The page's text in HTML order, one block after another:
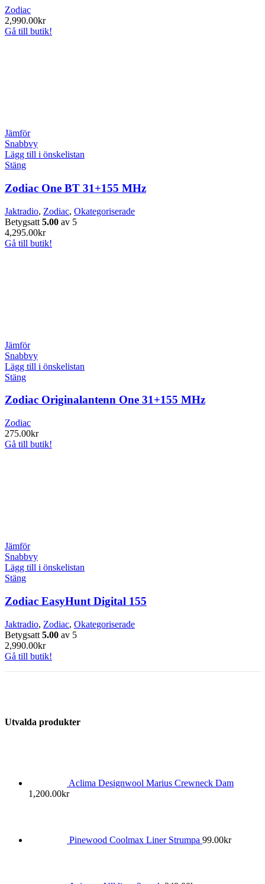
Zodiac
2,990.00kr
Gå till butik!
Jämför
Snabbvy
Lägg till i önskelistan
Stäng
Zodiac One BT 31+155 MHz
Jaktradio, Zodiac, Okategoriserade
Betygsatt 5.00 av 5
4,295.00kr
Gå till butik!
Jämför
Snabbvy
Lägg till i önskelistan
Stäng
Zodiac Originalantenn One 31+155 MHz
Zodiac
275.00kr
Gå till butik!
Jämför
Snabbvy
Lägg till i önskelistan
Stäng
Zodiac EasyHunt Digital 155
Jaktradio, Zodiac, Okategoriserade
Betygsatt 5.00 av 5
2,990.00kr
Gå till butik!
Utvalda produkter
Aclima Designwool Marius Crewneck Dam
1,200.00kr
Pinewood Coolmax Liner Strumpa 99.00kr